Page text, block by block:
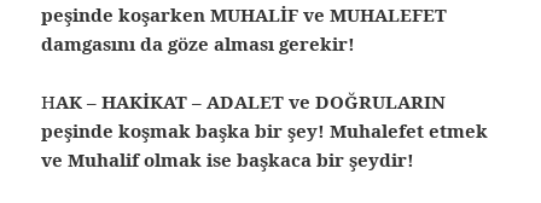
peşinde koşarken MUHALİF ve MUHALEFET
damgasını da göze alması gerekir!
HAK – HAKİKAT – ADALET ve DOĞRULARIN
peşinde koşmak başka bir şey! Muhalefet etmek
ve Muhalif olmak ise başkaca bir şeydir!